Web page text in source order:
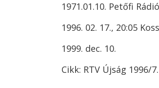
1971.01.10. Petőfi Rádió
1996. 02. 17., 20:05
1999. dec. 10.
Cikk: RTV Újság 1996/